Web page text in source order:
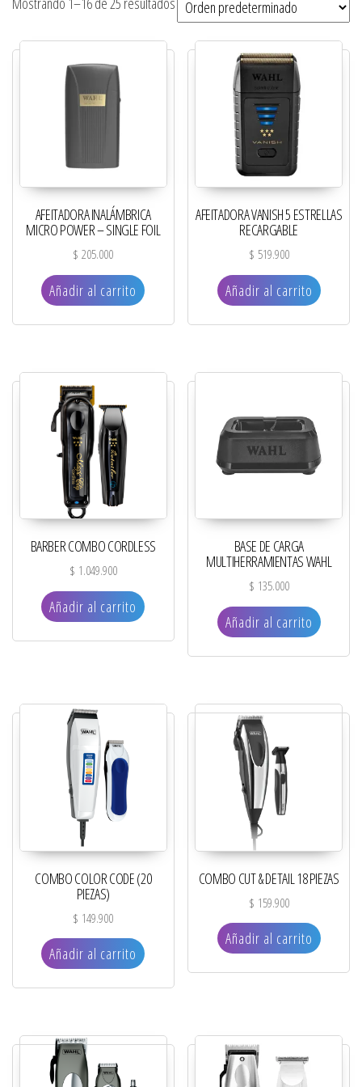
AFEITADORA INALÁMBRICA
MICRO POWER – SINGLE FOIL
$ 205.000
Añadir al carrito
AFEITADORA VANISH 5 ESTRELLAS
RECARGABLE
$ 519.900
Añadir al carrito
BARBER COMBO CORDLESS
$ 1.049.900
Añadir al carrito
BASE DE CARGA
MULTIHERRAMIENTAS WAHL
$ 135.000
Añadir al carrito
COMBO COLOR CODE (20
PIEZAS)
$ 149.900
Añadir al carrito
COMBO CUT & DETAIL 18 PIEZAS
$ 159.900
Añadir al carrito